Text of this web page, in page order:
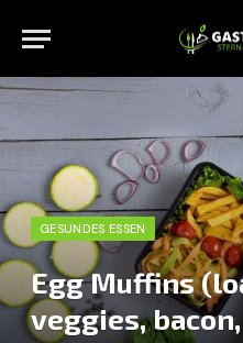
GESUNDES ESSEN
Egg Muffins
veggies,